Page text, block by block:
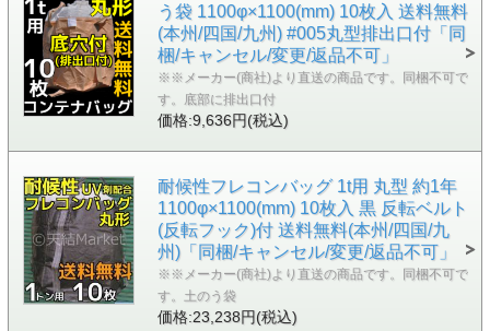
う袋 1100φ×1100(mm) 10枚入 送料無料
(本州/四国/九州) #005丸型排出口付「同
梱/キャンセル/変更/返品不可」
※※メーカー(商社)より直送の商品です。同梱不可で
す。底部に排出口付
価格:9,636円(税込)
耐候性フレコンバッグ 1t用 丸型 約1年
1100φ×1100(mm) 10枚入 黒 反転ベルト
(反転フック)付 送料無料(本州/四国/九
州)「同梱/キャンセル/変更/返品不可」
※※メーカー(商社)より直送の商品です。同梱不可で
す。土のう袋
価格:23,238円(税込)